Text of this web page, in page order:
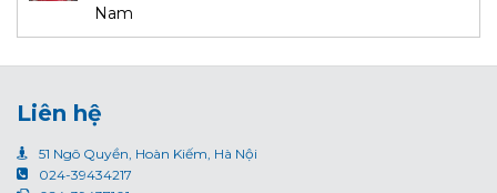
Nam
Liên hệ
51 Ngô Quyền, Hoàn Kiếm, Hà Nội
024-39434217